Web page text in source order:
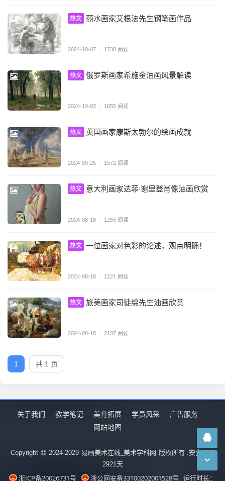
热文 丽水画家艾根法先生钢笔画作品
2024-10-07 / 1730 阅读
热文 俄罗斯画家希施金油画风景解读
2024-10-03 / 1655 阅读
热文 英国画家康斯太勃尔的绘画成就
2024-09-25 / 1572 阅读
热文 意大利画家达菲·谢里登肖像油画欣赏
2024-08-18 / 1255 阅读
热文 一位画家对色彩的论述，观点明确！
2024-08-18 / 1221 阅读
热文 旅美画家司徒绵先生油画欣赏
2024-08-18 / 2107 阅读
1 共 1 页
关于我们 教学笔记 美育拓展 学员风采
广告服务
网站地图
Copyright 2024-2029 易画美术在线_美术学科网 版权所有 .安全运行
2921天
浙ICP备20026731号 浙公网安备33100202001528号 运行时长：